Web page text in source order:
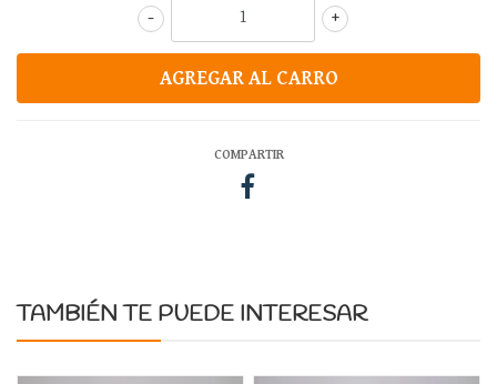
+
-
COMPARTIR
TAMBIÉN TE PUEDE INTERESAR